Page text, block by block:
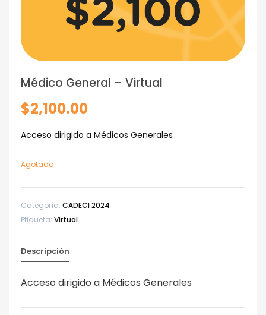
Médico General – Virtual
$2,100.00
Acceso dirigido a Médicos Generales
Agotado
Categoría: CADECI 2024
Etiqueta: Virtual
Descripción
Acceso dirigido a Médicos Generales